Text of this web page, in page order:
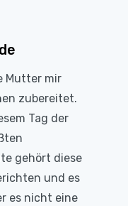
Mutter mir
zubereitet.
Tag der
gehört diese
und es
es nicht eine